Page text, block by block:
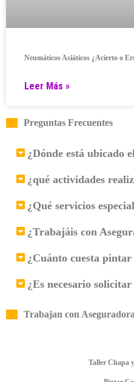
Neumáticos Asiáticos ¿Acierto o
Leer Más »
Preguntas Frecuentes
¿Dónde está ubicado
¿qué actividades
¿Qué servicios
¿Trabajáis con
¿Cuánto cuesta pintar
¿Es necesario
Trabajan con
Taller Chapa